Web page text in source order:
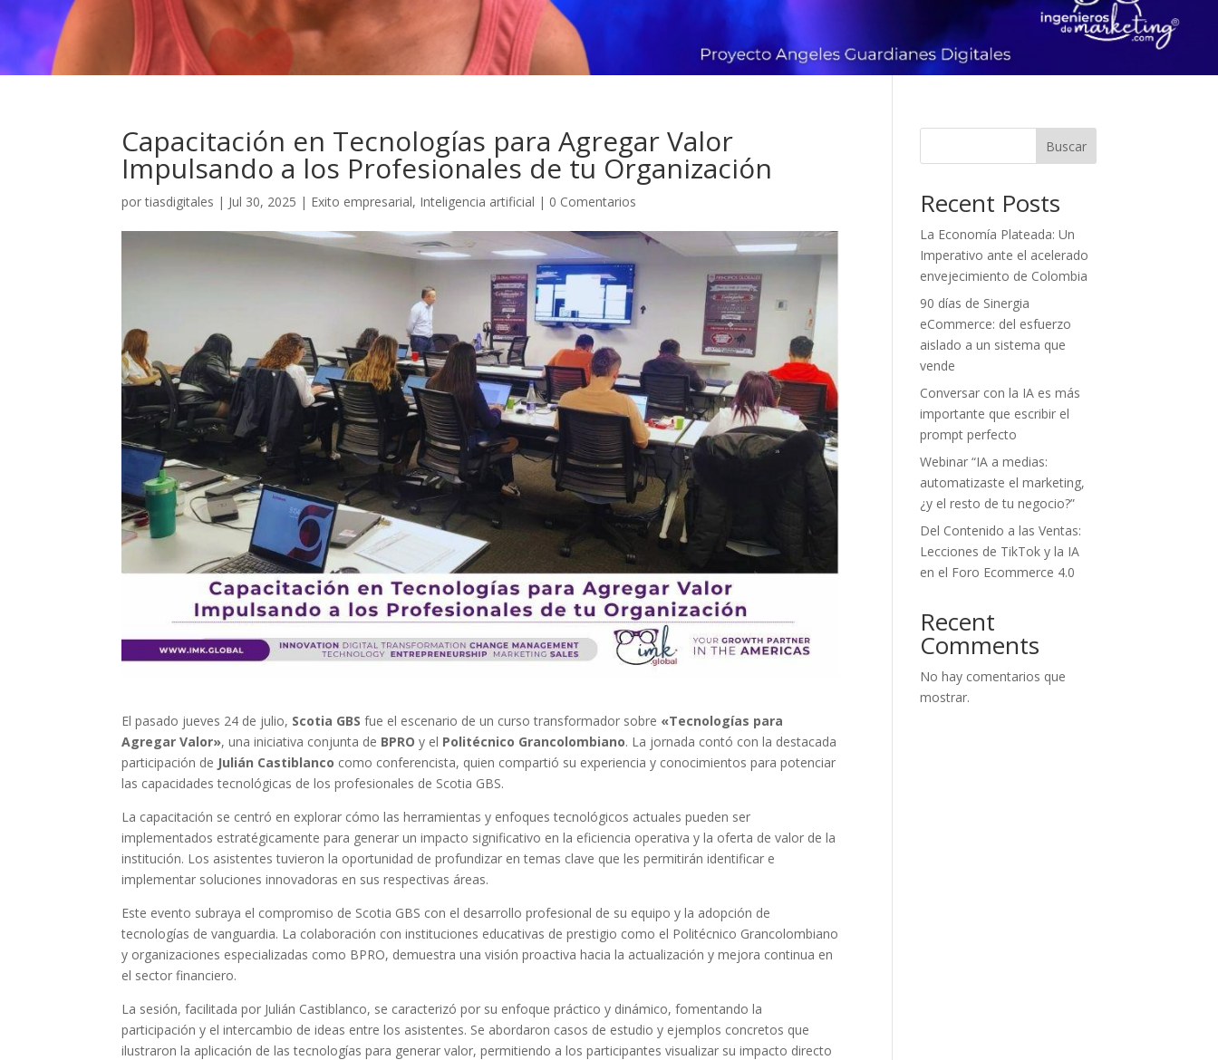
Capacitación en Tecnologías para Agregar Valor
Impulsando a los Profesionales de tu Organización
portiasdigitales | Jul 30, 2025 | Exito empresarial, Inteligencia artificial | 0 Comentarios
El pasado jueves 24 de julio, Scotia GBS fue el escenario de un curso transformador sobre «Tecnologías para
Agregar Valor», una iniciativa conjunta de BPRO y el Politécnico Grancolombiano. La jornada contó con la destacada
participación de Julián Castiblanco como conferencista, quien compartió su experiencia y conocimientos para potenciar
las capacidades tecnológicas de los profesionales de Scotia GBS.
La capacitación se centró en explorar cómo las herramientas y enfoques tecnológicos actuales pueden ser
implementados estratégicamente para generar un impacto significativo en la eficiencia operativa y la oferta de valor de la
institución. Los asistentes tuvieron la oportunidad de profundizar en temas clave que les permitirán identificar e
implementar soluciones innovadoras en sus respectivas áreas.
Este evento subraya el compromiso de Scotia GBS con el desarrollo profesional de su equipo y la adopción de
tecnologías de vanguardia. La colaboración con instituciones educativas de prestigio como el Politécnico Grancolombiano
y organizaciones especializadas como BPRO, demuestra una visión proactiva hacia la actualización y mejora continua en
el sector financiero.
La sesión, facilitada por Julián Castiblanco, se caracterizó por su enfoque práctico y dinámico, fomentando la
participación y el intercambio de ideas entre los asistentes. Se abordaron casos de estudio y ejemplos concretos que
ilustraron la aplicación de las tecnologías para generar valor, permitiendo a los participantes visualizar su impacto directo
Buscar
Recent Posts
La Economía Plateada: Un
Imperativo ante el acelerado
envejecimiento de Colombia
90 días de Sinergia
eCommerce: del esfuerzo
aislado a un sistema que
vende
Conversar con la IA es más
importante que escribir el
prompt perfecto
Webinar “IA a medias:
automatizaste el marketing,
¿y el resto de tu negocio?”
Del Contenido a las Ventas:
Lecciones de TikTok y la IA
en el Foro Ecommerce 4.0
Recent
Comments
No hay comentarios que
mostrar.